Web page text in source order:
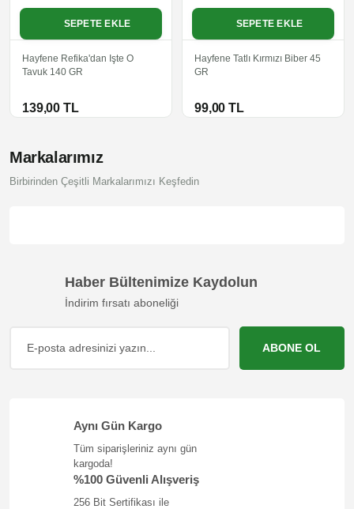
SEPETE EKLE
Hayfene Refika'dan Işte O
Tavuk 140 GR
139,00 TL
SEPETE EKLE
Hayfene Tatlı Kırmızı Biber 45
GR
99,00 TL
SEPETE EKLE
Koyu Kahve 3.0
Markalarımız
Birbirinden Çeşitli Markalarımızı Keşfedin
Haber Bültenimize Kaydolun
İndirim fırsatı aboneliği
ABONE OL
Aynı Gün Kargo
Tüm siparişleriniz aynı gün
kargoda!
%100 Güvenli Alışveriş
256 Bit Sertifikası ile